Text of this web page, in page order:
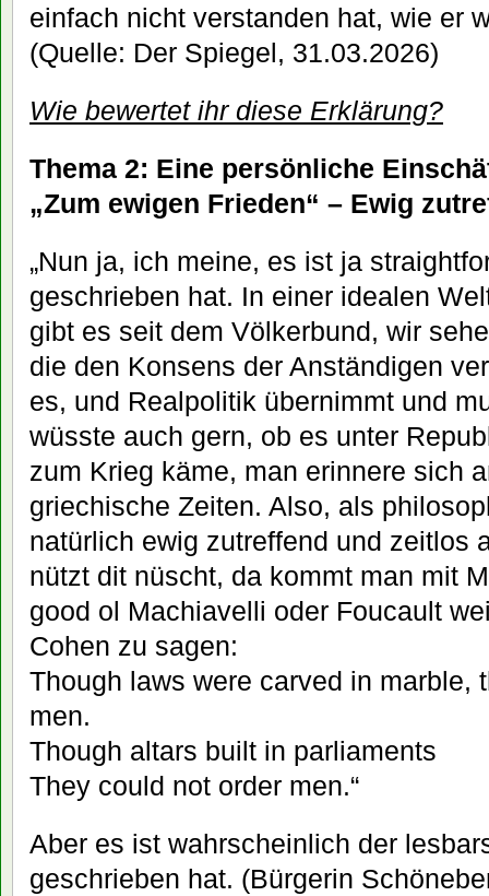
einfach nicht verstanden hat, wie er
(Quelle: Der Spiegel, 31.03.2026)
Wie bewertet ihr diese Erklärung?
Thema 2: Eine persönliche
„Zum ewigen Frieden“ – Ewig
„Nun ja, ich meine, es ist ja
geschrieben hat. In einer idealen
gibt es seit dem Völkerbund, wir
die den Konsens der Anständigen
es, und Realpolitik übernimmt und
wüsste auch gern, ob es unter
zum Krieg käme, man erinnere sich
griechische Zeiten. Also, als
natürlich ewig zutreffend und zeitlos
nützt dit nüscht, da kommt man mit
good ol Machiavelli oder Foucault
Cohen zu sagen:
Though laws were carved in marble,
men.
Though altars built in parliaments
They could not order men.“
Aber es ist wahrscheinlich der
geschrieben hat. (Bürgerin